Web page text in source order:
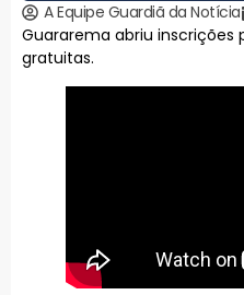
A Equipe Guardiã da Notícia
Guararema abriu inscrições
gratuitas.